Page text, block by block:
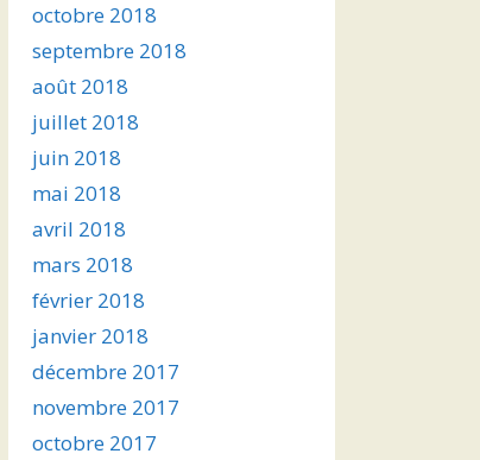
octobre 2018
septembre 2018
août 2018
juillet 2018
juin 2018
mai 2018
avril 2018
mars 2018
février 2018
janvier 2018
décembre 2017
novembre 2017
octobre 2017